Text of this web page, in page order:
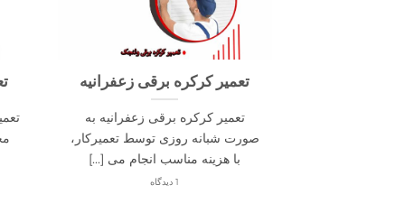
تعمیر کرکره برقی زعفرانیه
تعمیر کرکره برقی زعفرانیه به
صورت شبانه روزی توسط تعمیرکار،
با هزینه مناسب انجام می [...]
1 دیدگاه